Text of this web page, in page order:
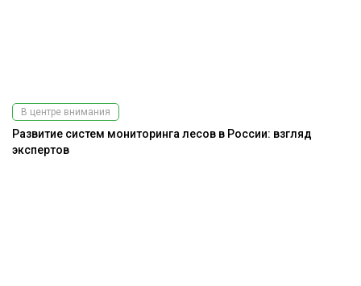
В центре внимания
Развитие систем мониторинга лесов в России: взгляд
экспертов